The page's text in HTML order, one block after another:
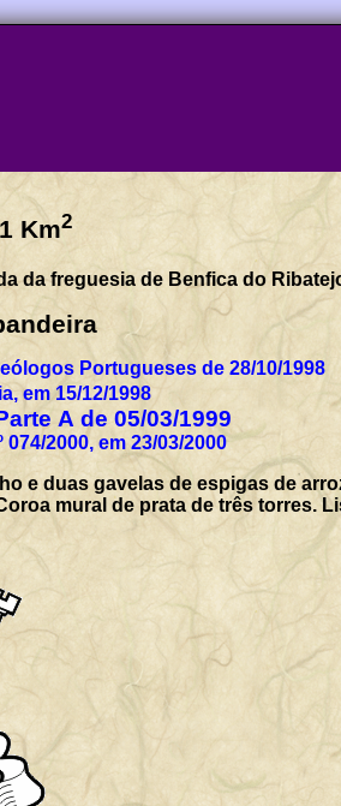
Km2
da freguesia de Benfica do
Portugueses de 28/10/1998
em 15/12/1998
A de 05/03/1999
2000, em 23/03/2000
e duas gavelas de espigas de
mural de prata de três torres.